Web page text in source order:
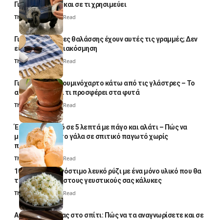
Γιατί το κάνουν και σε τι χρησιμεύει
Thali Ombre4 Min Read
Γιατί οι πετσέτες θαλάσσης έχουν αυτές τις γραμμές; Δεν
είναι μόνο για διακόσμηση
Thali Ombre5 Min Read
Γιατί βάζουν αλουμινόχαρτο κάτω από τις γλάστρες – Το
απλό κόλπο και τι προσφέρει στα φυτά
Thali Ombre4 Min Read
Έτοιμο παγωτό σε 5 λεπτά με πάγο και αλάτι – Πώς να
μετατρέψετε το γάλα σε σπιτικό παγωτό χωρίς
παγωτομηχανή
Thali Ombre 4 Min Read
10 φορές ποιο νόστιμο λευκό ρύζι με ένα μόνο υλικό που θα
το απογειώσει στους γευστικούς σας κάλυκες
Thali Ombre4 Min Read
Αυγά κατσαρίδας στο σπίτι: Πώς να τα αναγνωρίσετε και σε